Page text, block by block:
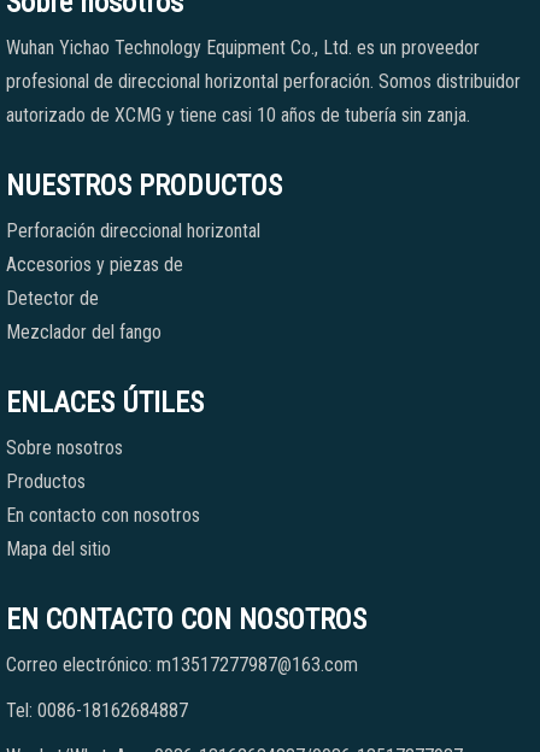
Wuhan Yichao Technology Equipment Co., Ltd. es un proveedor
profesional de direccional horizontal perforación. Somos distribuidor
autorizado de XCMG y tiene casi 10 años de tubería sin zanja.
NUESTROS PRODUCTOS
Perforación direccional horizontal
Accesorios y piezas de
Detector de
Mezclador del fango
ENLACES ÚTILES
Sobre nosotros
Productos
En contacto con nosotros
Mapa del sitio
EN CONTACTO CON NOSOTROS
Correo electrónico: m13517277987@163.com
Tel: 0086-18162684887